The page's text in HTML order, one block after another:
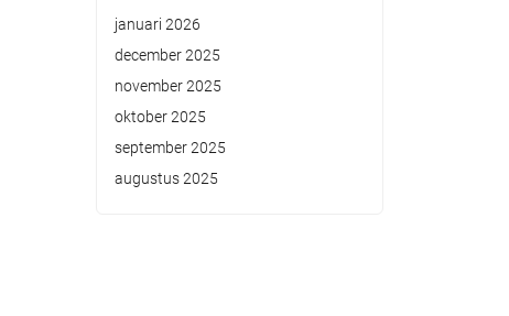
januari 2026
december 2025
november 2025
oktober 2025
september 2025
augustus 2025